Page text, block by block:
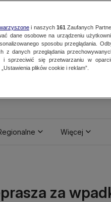
Więcej
za
i naszych 161 Zaufanych
dane osobowe na urządzeniu
sposobu przeglądania.
z danych przeglądania
i sprzeciwić się przetwarzaniu w
plików cookie i reklam”.